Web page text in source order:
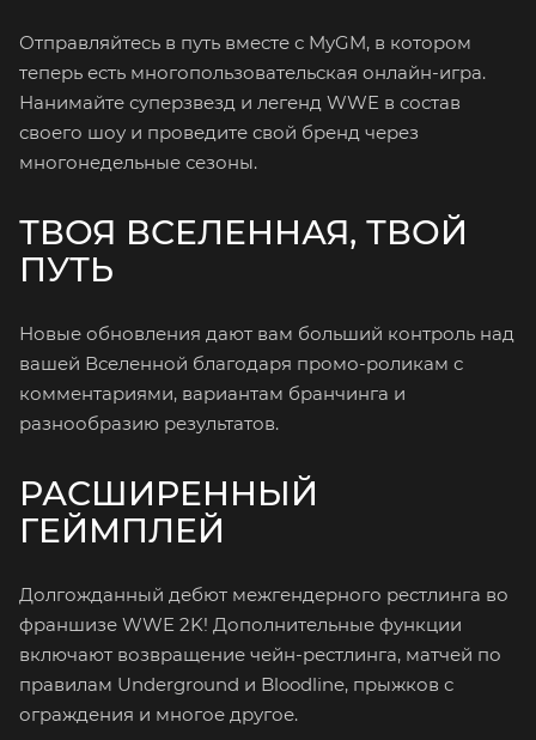
Отправляйтесь в путь вместе с MyGM, в котором
теперь есть многопользовательская онлайн-игра.
Нанимайте суперзвезд и легенд WWE в состав
своего шоу и проведите свой бренд через
многонедельные сезоны.
ТВОЯ ВСЕЛЕННАЯ, ТВОЙ
ПУТЬ
Новые обновления дают вам больший контроль над
вашей Вселенной благодаря промо-роликам с
комментариями, вариантам бранчинга и
разнообразию результатов.
РАСШИРЕННЫЙ
ГЕЙМПЛЕЙ
Долгожданный дебют межгендерного рестлинга во
франшизе WWE 2K! Дополнительные функции
включают возвращение чейн-рестлинга, матчей по
правилам Underground и Bloodline, прыжков с
ограждения и многое другое.